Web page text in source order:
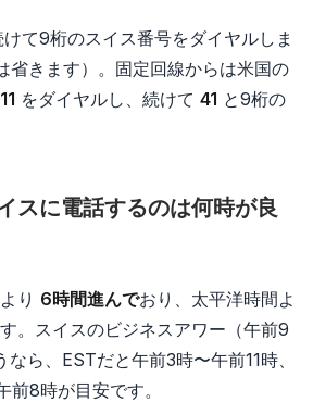
けて9桁のスイス番号をダイヤルしま
省きます）。固定回線からは米国の
をダイヤルし、続けて 41 と9桁の
スに電話するのは何時が良
り 6時間進んでおり、太平洋時間よ
。スイスのビジネスアワー（午前9
ら、ESTだと午前3時〜午前11時、
8時が目安です。